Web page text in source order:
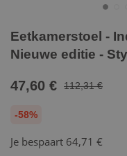
Eetkamerstoel -
Nieuwe editie -
47,60 € 112,31 €
-58%
Je bespaart 64,71 €